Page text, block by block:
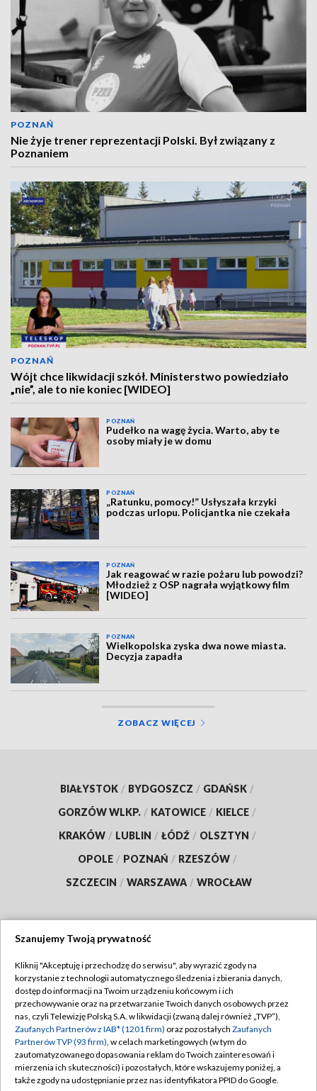
POZNAŃ
Nie żyje trener reprezentacji Polski. Był związany z
Poznaniem
POZNAŃ
Wójt chce likwidacji szkół. Ministerstwo powiedziało
„nie”, ale to nie koniec [WIDEO]
POZNAŃ
Pudełko na wagę życia. Warto, aby te
osoby miały je w domu
POZNAŃ
„Ratunku, pomocy!” Usłyszała krzyki
podczas urlopu. Policjantka nie czekała
POZNAŃ
Jak reagować w razie pożaru lub powodzi?
Młodzież z OSP nagrała wyjątkowy film
[WIDEO]
POZNAŃ
Wielkopolska zyska dwa nowe miasta.
Decyzja zapadła
ZOBACZ WIĘCEJ
BIAŁYSTOK / BYDGOSZCZ / GDAŃSK /
GORZÓW WLKP. / KATOWICE / KIELCE /
KRAKÓW / LUBLIN / ŁÓDŹ / OLSZTYN /
OPOLE / POZNAŃ / RZESZÓW /
SZCZECIN / WARSZAWA / WROCŁAW
TVP
Abonament TVP
Emisja w TVP
Centrum informacji TVP
Naziemna Telewizja Cyfrowa
Regulamin TVP
Polityka prywatności
Moje zgody
Pomoc
Szanujemy Twoją prywatność
Kliknij "Akceptuję i przechodzę do serwisu", aby wyrazić zgody na
korzystanie z technologii automatycznego śledzenia i zbierania danych,
dostęp do informacji na Twoim urządzeniu końcowym i ich
przechowywanie oraz na przetwarzanie Twoich danych osobowych przez
nas, czyli Telewizję Polską S.A. w likwidacji (zwaną dalej również „TVP”),
Zaufanych Partnerów z IAB* (1201 firm) oraz pozostałych Zaufanych
Partnerów TVP (93 firm), w celach marketingowych (w tym do
zautomatyzowanego dopasowania reklam do Twoich zainteresowań i
mierzenia ich skuteczności) i pozostałych, które wskazujemy poniżej, a
także zgody na udostępnianie przez nas identyfikatora PPID do Google.